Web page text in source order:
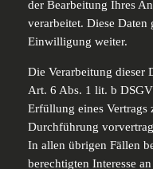
der Bearbeitung Ihres
verarbeitet. Diese
Einwilligung weiter.
Die Verarbeitung dieser
Art. 6 Abs. 1 lit. b
Erfüllung eines Vertrags
Durchführung
In allen übrigen Fällen
berechtigten Interesse